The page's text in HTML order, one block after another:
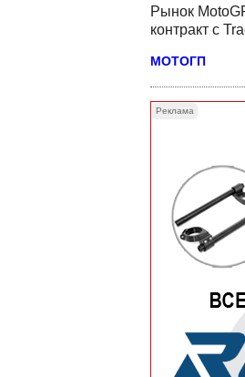
Рынок
контракт с
МОТОГП
Реклама